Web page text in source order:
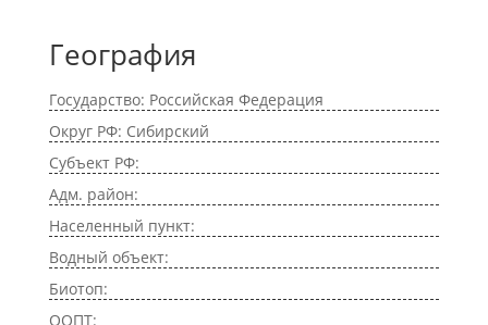
География
Государство: Российская Федерация
Округ РФ: Сибирский
Субъект РФ:
Адм. район:
Населенный пункт:
Водный объект:
Биотоп:
ООПТ: